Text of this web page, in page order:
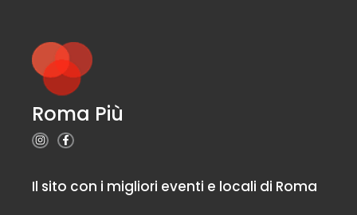
Roma Più
Il sito con i migliori eventi e locali di Roma